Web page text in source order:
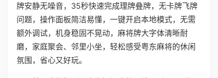
牌安静无噪音，35秒快速完成理牌叠牌，无卡牌飞牌
问题，操作面板简洁易懂，一键开启本地模式，无需
额外调试，机身稳固不晃动，麻将牌大字体清晰耐
磨，家庭聚会、邻里小坐，轻松感受粤东麻将的休闲
氛围，省心又好玩。